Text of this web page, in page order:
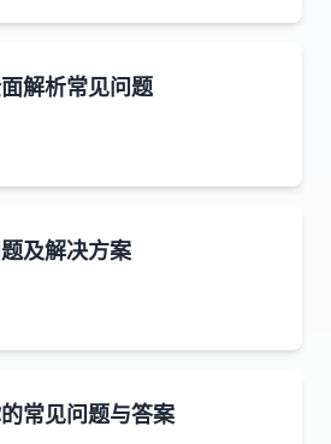
解析常见问题
及解决方案
常见问题与答案